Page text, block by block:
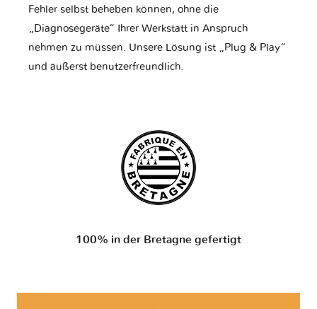
Fehler selbst beheben können, ohne die
„Diagnosegeräte“ Ihrer Werkstatt in Anspruch
nehmen zu müssen. Unsere Lösung ist „Plug & Play“
und äußerst benutzerfreundlich.
100% in der Bretagne gefertigt